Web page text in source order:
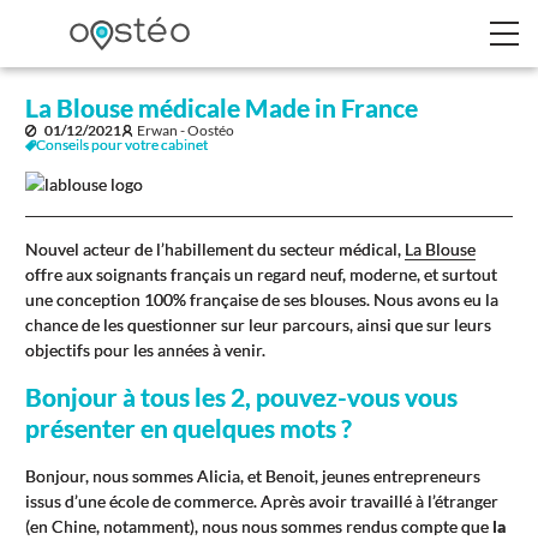
La Blouse médicale Made in France
01/12/2021
Erwan - Oostéo
Conseils pour votre cabinet
Nouvel acteur de l’habillement du secteur médical, La Blouse
offre aux soignants français un regard neuf, moderne, et surtout
une conception 100% française de ses blouses. Nous avons eu la
chance de les questionner sur leur parcours, ainsi que sur leurs
objectifs pour les années à venir.
Bonjour à tous les 2, pouvez-vous vous
présenter en quelques mots ?
Bonjour, nous sommes Alicia, et Benoit, jeunes entrepreneurs
issus d’une école de commerce. Après avoir travaillé à l’étranger
(en Chine, notamment), nous nous sommes rendus compte que la